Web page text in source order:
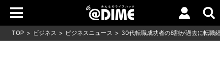
TOP ビジネス ビジネスニュース 30代転職成功者の8割が過去に転職